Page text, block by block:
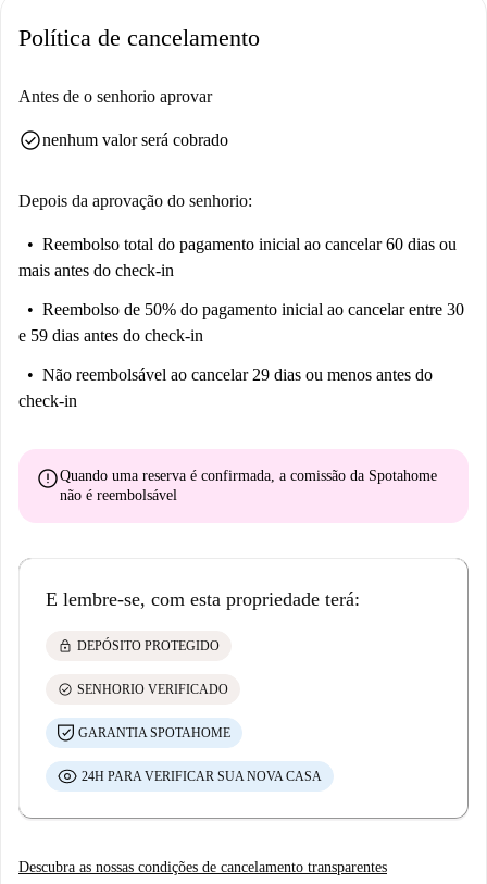
Política de cancelamento
Antes de o senhorio aprovar
check_circlenenhum valor será cobrado
Depois da aprovação do senhorio:
Reembolso total do pagamento inicial ao cancelar 60 dias ou
mais antes do check-in
Reembolso de 50% do pagamento inicial ao cancelar entre 30
e 59 dias antes do check-in
Não reembolsável ao cancelar 29 dias ou menos antes do
check-in
errorQuando uma reserva é confirmada, a comissão da Spotahome
não é reembolsável
E lembre-se, com esta propriedade terá:
lock DEPÓSITO PROTEGIDO
check_circle SENHORIO VERIFICADO
GARANTIA SPOTAHOME
24H PARA VERIFICAR SUA NOVA CASA
Descubra as nossas condições de cancelamento transparentes